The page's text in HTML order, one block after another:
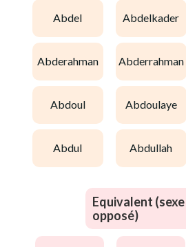
abdel abdelkader
abderahman abderrahman
abdoul abdoulaye
abdul abdullah
Equivalent (sexe
opposé)